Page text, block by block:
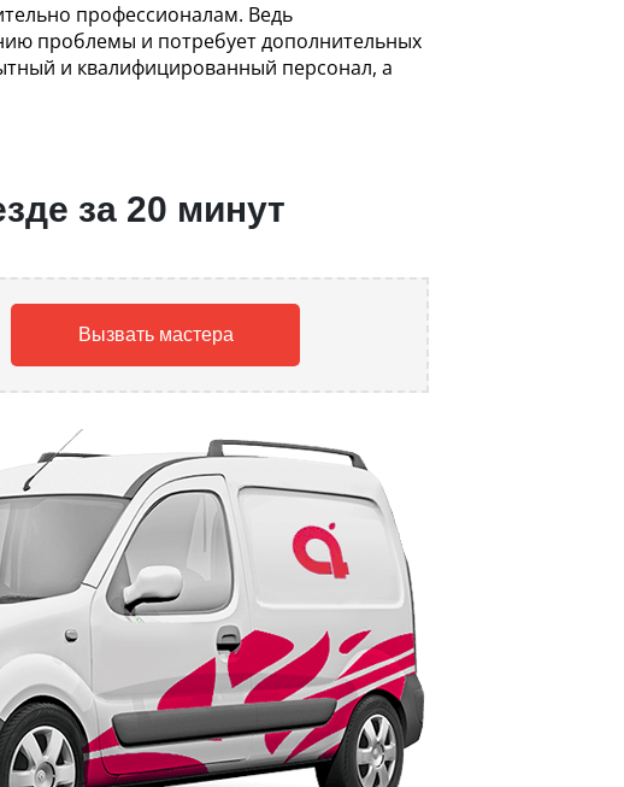
профессионалам. Ведь
проблемы и потребует дополнительных
и квалифицированный персонал, а
за 20 минут
Вызвать мастера